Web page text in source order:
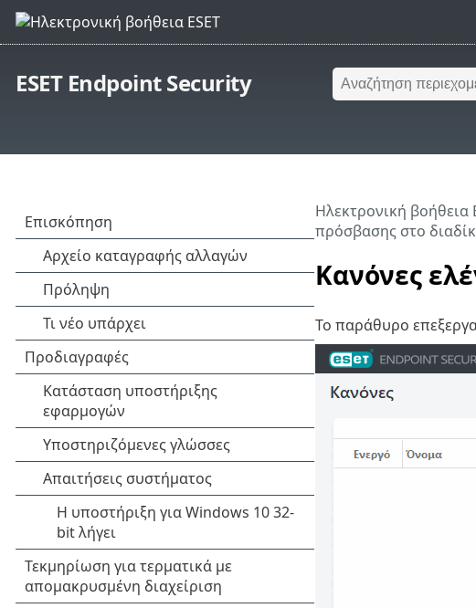
ESET Endpoint Security
Κανόνες
Ηλεκτρονική βοήθεια
πρόσβασης στο
Το παράθυρο